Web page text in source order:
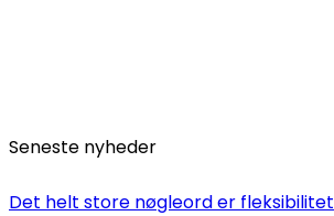
Seneste nyheder
Det helt store nøgleord er fleksibilitet